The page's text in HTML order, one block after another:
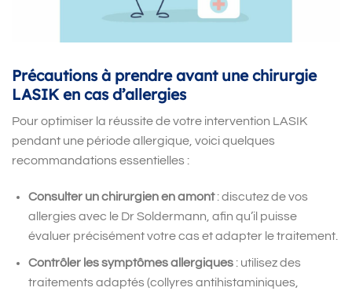
Précautions à prendre avant une chirurgie
LASIK en cas d’allergies
Pour optimiser la réussite de votre intervention LASIK
pendant une période allergique, voici quelques
recommandations essentielles :
Consulter un chirurgien en amont: discutez de vos
allergies avec le Dr Soldermann, afin qu’il puisse
évaluer précisément votre cas et adapter le traitement.
Contrôler les symptômes allergiques: utilisez des
traitements adaptés (collyres antihistaminiques,